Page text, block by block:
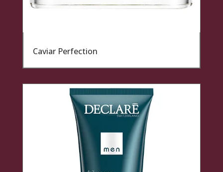
Caviar Perfection